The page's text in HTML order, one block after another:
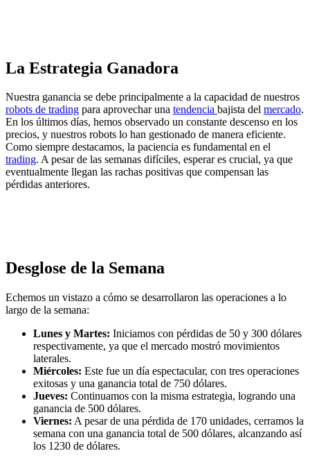
La Estrategia Ganadora
Nuestra ganancia se debe principalmente a la capacidad de nuestros
robots de trading para aprovechar una tendencia bajista del mercado.
En los últimos días, hemos observado un constante descenso en los
precios, y nuestros robots lo han gestionado de manera eficiente.
Como siempre destacamos, la paciencia es fundamental en el
trading. A pesar de las semanas difíciles, esperar es crucial, ya que
eventualmente llegan las rachas positivas que compensan las
pérdidas anteriores.
Desglose de la Semana
Echemos un vistazo a cómo se desarrollaron las operaciones a lo
largo de la semana:
Lunes y Martes: Iniciamos con pérdidas de 50 y 300 dólares
respectivamente, ya que el mercado mostró movimientos
laterales.
Miércoles: Este fue un día espectacular, con tres operaciones
exitosas y una ganancia total de 750 dólares.
Jueves: Continuamos con la misma estrategia, logrando una
ganancia de 500 dólares.
Viernes: A pesar de una pérdida de 170 unidades, cerramos la
semana con una ganancia total de 500 dólares, alcanzando así
los 1230 de dólares.